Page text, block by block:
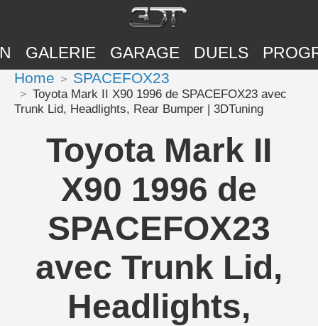
GALERIE GARAGE DUELS
Home SPACEFOX23
Toyota Mark II X90 1996 de SPACEFOX23 avec
Trunk Lid, Headlights, Rear Bumper | 3DTuning
Toyota Mark II
X90 1996 de
SPACEFOX23
avec Trunk Lid,
Headlights,